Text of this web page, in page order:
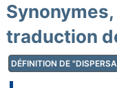
traduction
DÉFINITION DE